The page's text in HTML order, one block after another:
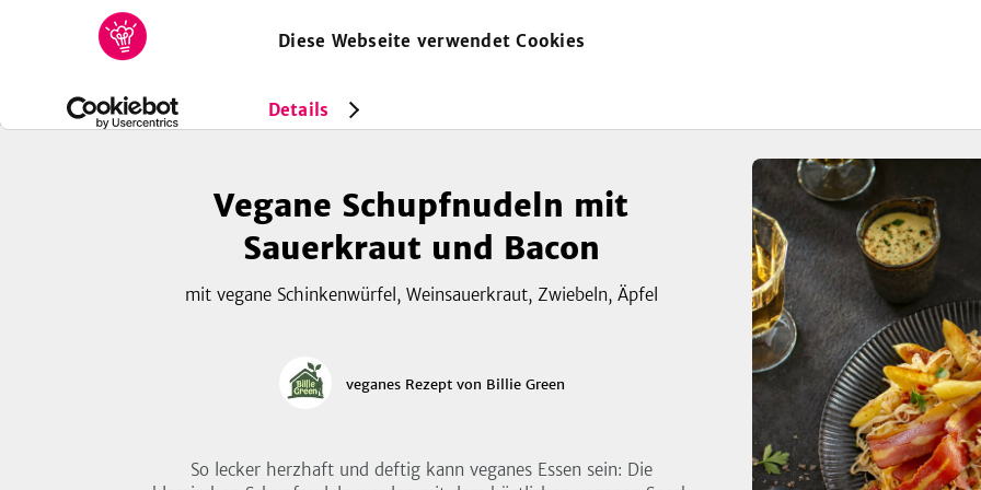
Diese Webseite verwendet Cookies
Details
REZEPTE SAMMLUNGEN MAGAZIN
Rezepte Vegan Vegane Schupfnudeln mit Sauerkraut und Bacon
Vegane Schupfnudeln mit
Sauerkraut und Bacon
mit vegane Schinkenwürfel, Weinsauerkraut, Zwiebeln, Äpfel
veganes Rezeptvon Billie Green
So lecker herzhaft und deftig kann veganes Essen sein: Die